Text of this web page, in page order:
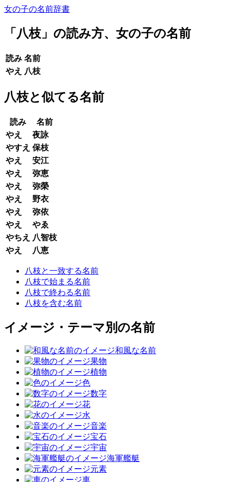
女の子の名前辞書
「 八枝 」の読み方、女の子の名前
読み 名前
やえ 八枝
八枝と似てる名前
読み
名前
やえ
夜詠
やすえ 保枝
やえ
安江
やえ
弥恵
やえ
弥榮
やえ
野衣
やえ
弥依
やえ
やゑ
やちえ 八智枝
やえ
八恵
八枝と一致する名前
八枝で始まる名前
八枝で終わる名前
八枝を含む名前
イメージ・テーマ別の名前
和風な名前
果物
植物
色
数字
花
水
音楽
宝石
宇宙
海軍艦艇
元素
車